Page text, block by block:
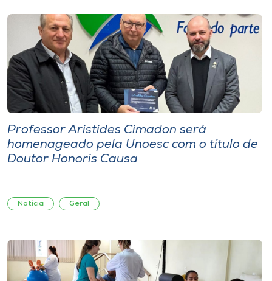
Professor Aristides Cimadon será
homenageado pela Unoesc com o título de
Doutor Honoris Causa
Notícia Geral